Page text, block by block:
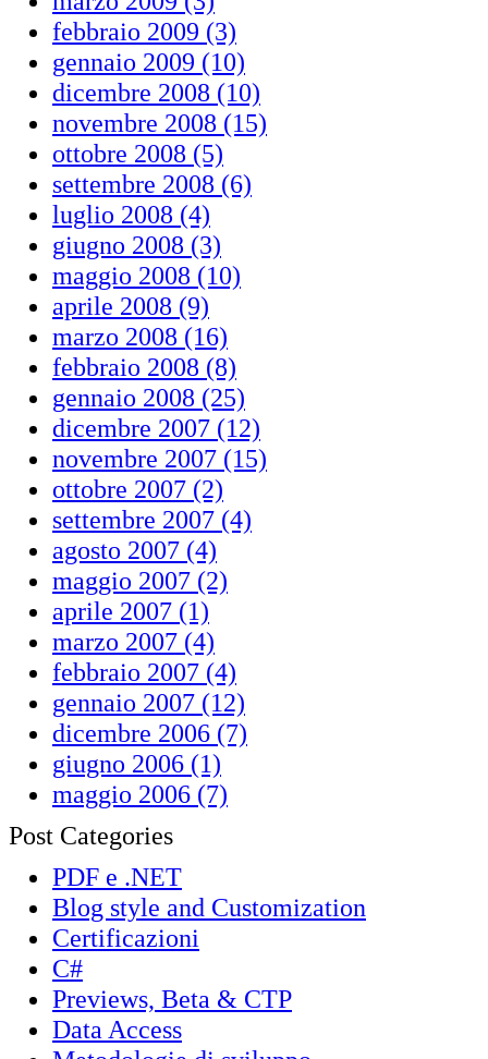
febbraio 2009 (3)
gennaio 2009 (10)
dicembre 2008 (10)
novembre 2008 (15)
ottobre 2008 (5)
settembre 2008 (6)
luglio 2008 (4)
giugno 2008 (3)
maggio 2008 (10)
aprile 2008 (9)
marzo 2008 (16)
febbraio 2008 (8)
gennaio 2008 (25)
dicembre 2007 (12)
novembre 2007 (15)
ottobre 2007 (2)
settembre 2007 (4)
agosto 2007 (4)
maggio 2007 (2)
aprile 2007 (1)
marzo 2007 (4)
febbraio 2007 (4)
gennaio 2007 (12)
dicembre 2006 (7)
giugno 2006 (1)
maggio 2006 (7)
Post Categories
PDF e .NET
Blog style and Customization
Certificazioni
C#
Previews, Beta & CTP
Data Access